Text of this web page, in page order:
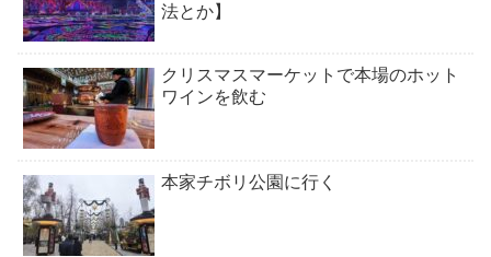
法とか】
クリスマスマーケットで本場のホット
ワインを飲む
本家チボリ公園に行く